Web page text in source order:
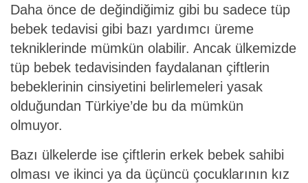
Daha önce de değindiğimiz gibi bu sadece tüp
bebek tedavisi gibi bazı yardımcı üreme
tekniklerinde mümkün olabilir. Ancak ülkemizde
tüp bebek tedavisinden faydalanan çiftlerin
bebeklerinin cinsiyetini belirlemeleri yasak
olduğundan Türkiye’de bu da mümkün
olmuyor.
Bazı ülkelerde ise çiftlerin erkek bebek sahibi
olması ve ikinci ya da üçüncü çocuklarının kız